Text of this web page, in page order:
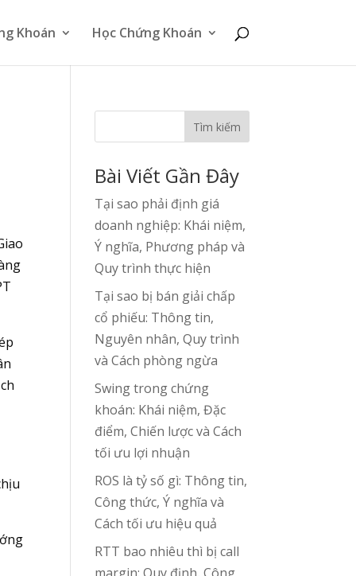
Khoán Học Chứng Khoán
Tìm kiếm
Bài Viết Gần Đây
Tại sao phải định giá
doanh nghiệp: Khái niệm,
Ý nghĩa, Phương pháp và
Quy trình thực hiện
Tại sao bị bán giải chấp
cổ phiếu: Thông tin,
Nguyên nhân, Quy trình
và Cách phòng ngừa
Swing trong chứng
khoán: Khái niệm, Đặc
điểm, Chiến lược và Cách
tối ưu lợi nhuận
ROS là tỷ số gì: Thông tin,
Công thức, Ý nghĩa và
Cách tối ưu hiệu quả
RTT bao nhiêu thì bị call